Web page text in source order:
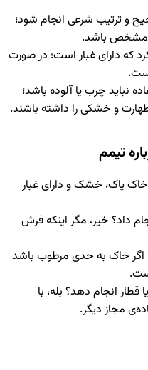
و ترتیب شرعی انجام شود؛
مشخص باشد.
که دارای غبار است؛ در صورت
نباید چرب یا آلوده باشد؛
و خشکی را داشته باشند.
تیمم
خاک پاک، خشک و دارای غبار
داد؟ خیر، مگر اینکه فرش
اگر خاک به حدی مرطوب باشد
قطار انجام دهد؟ بله، با
مجاز دیگر.